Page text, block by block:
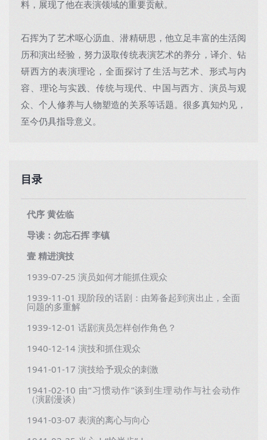
料，展现了他在表演领域的重要贡献。
石挥为了艺术呕心沥血、潜精研思，他立足丰富的生活阅
历和演出经验，努力汲取传统表演艺术的养分，译介、钻
研西方的表演理论，全面探讨了生活与艺术、形式与内
容、理论与实践、传统与现代、中国与西方、演员与观
众、个人修养与人物塑造的关系等话题。很多真知灼见，
至今仍具指导意义。
目录
代序 黄佐临
导读：勿忘石挥 李镇
壹 精进演技
1939-07-25 演员如何才能抓住观众
1939-11-01 现阶段的话剧：由筹备起到演出止，全面
问题的多重解
1939-12-01 话剧演员怎样创作角色？
1940-12-14 演技和抓住观众
1941-01-17 演技给予观众的刺激
1941-02-10 由“习惯动作”谈到生理动作与社会动作
（演剧漫谈）
1941-03-07 表演的离心与向心